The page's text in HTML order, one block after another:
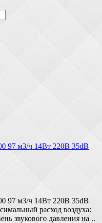
97 м3/ч 14Вт 220В 35dB
97 м3/ч 14Вт 220В 35dB
расход воздуха:
звукового давления на ..